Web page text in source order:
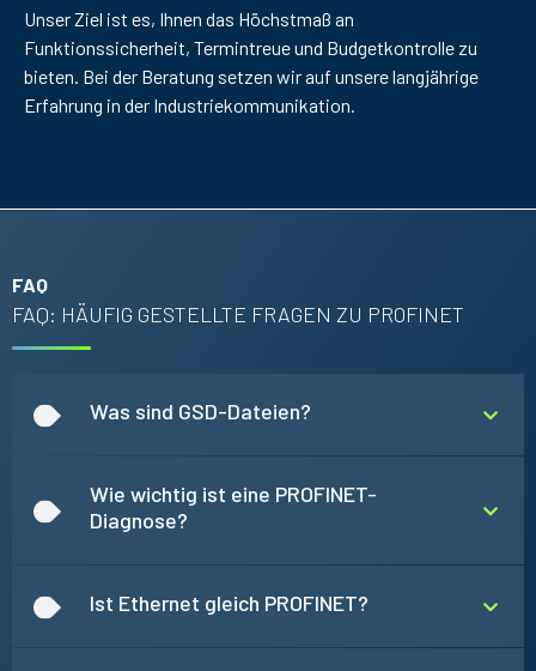
Unser Ziel ist es, Ihnen das Höchstmaß an
Funktionssicherheit, Termintreue und Budgetkontrolle zu
bieten. Bei der Beratung setzen wir auf unsere langjährige
Erfahrung in der Industriekommunikation.
FAQ
FAQ: HÄUFIG GESTELLTE FRAGEN ZU PROFINET
Was sind GSD-Dateien?
Wie wichtig ist eine PROFINET-
Diagnose?
Ist Ethernet gleich PROFINET?